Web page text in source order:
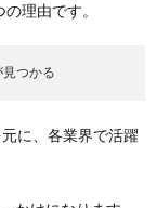
理由です。
つかる
に、各業界で活躍